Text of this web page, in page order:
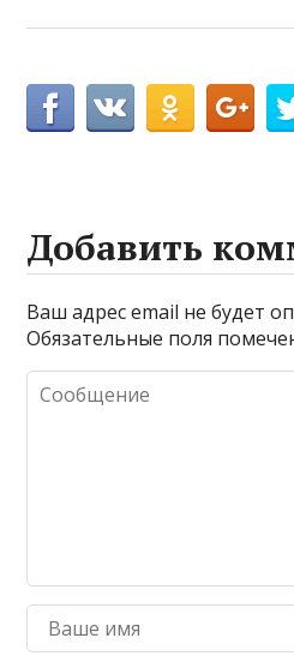
Добавить
Ваш адрес email не будет
Обязательные поля